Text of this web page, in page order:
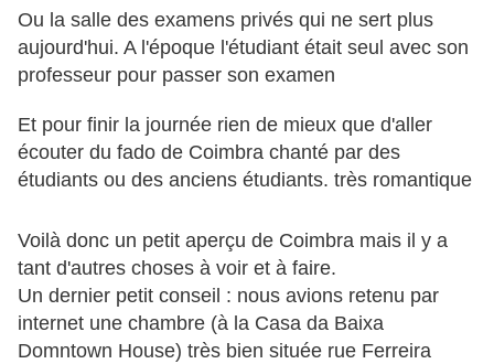
Ou la salle des examens privés qui ne sert plus
aujourd'hui. A l'époque l'étudiant était seul avec son
professeur pour passer son examen
Et pour finir la journée rien de mieux que d'aller
écouter du fado de Coimbra chanté par des
étudiants ou des anciens étudiants. très romantique
Voilà donc un petit aperçu de Coimbra mais il y a
tant d'autres choses à voir et à faire.
Un dernier petit conseil : nous avions retenu par
internet une chambre (à la Casa da Baixa
Domntown House) très bien située rue Ferreira